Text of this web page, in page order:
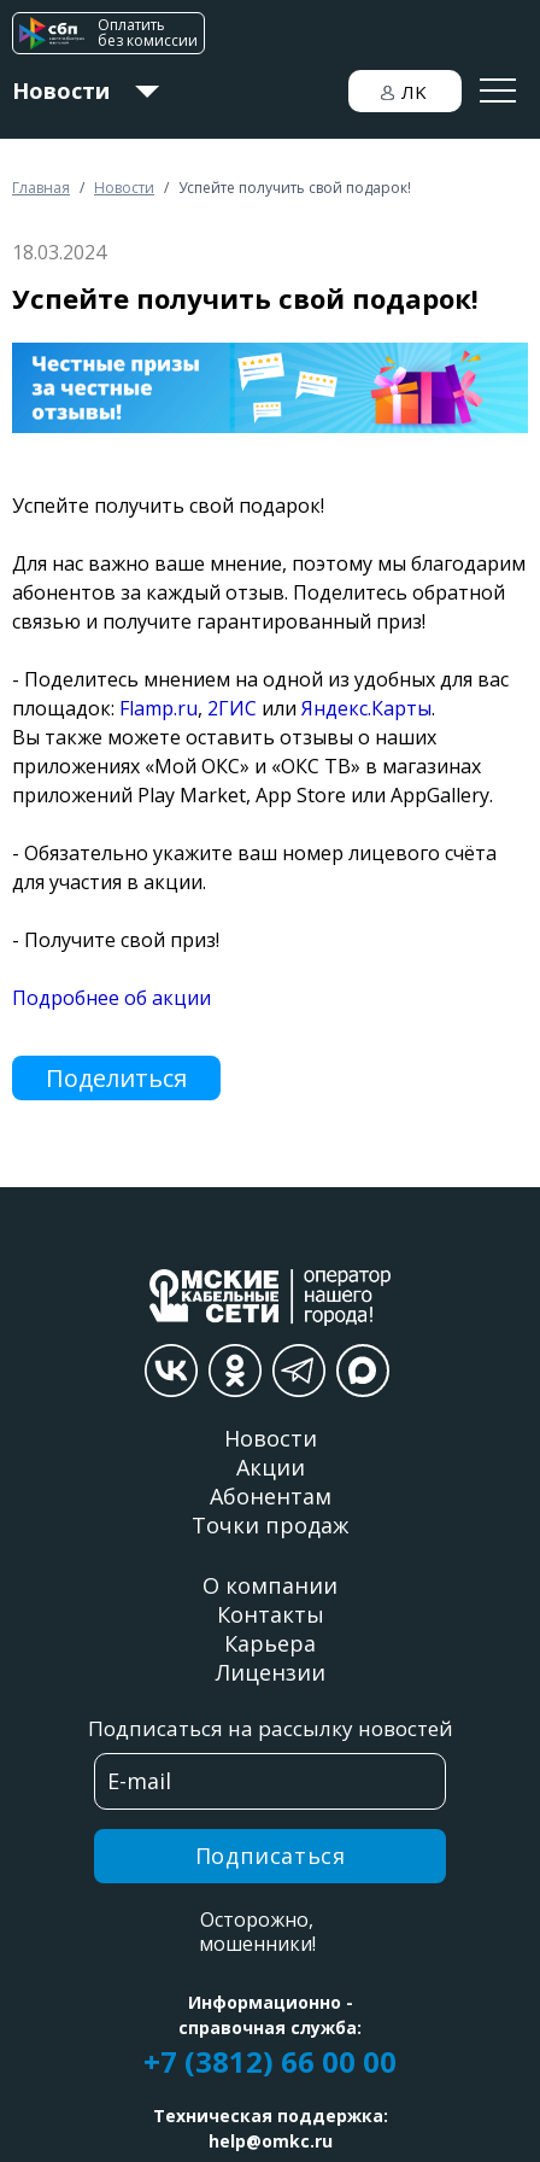
Оплатить
без комиссии
Для дома
Для бизнеса
Новости ЛK
Главная / Новости / Успейте получить свой подарок!
18.03.2024
Успейте получить свой подарок!
Успейте получить свой подарок!
Для нас важно ваше мнение, поэтому мы благодарим
абонентов за каждый отзыв. Поделитесь обратной
связью и получите гарантированный приз!
- Поделитесь мнением на одной из удобных для вас
площадок: Flamp.ru, 2ГИС или Яндекс.Карты.
Вы также можете оставить отзывы о наших
приложениях «Мой ОКС» и «ОКС ТВ» в магазинах
приложений Play Market, App Store или AppGallery.
- Обязательно укажите ваш номер лицевого счёта
для участия в акции.
- Получите свой приз!
Подробнее об акции
Поделиться
Новости
Акции
Абонентам
Точки продаж
О компании
Контакты
Карьера
Лицензии
Подписаться на рассылку новостей
Подписаться
Осторожно,
мошенники!
Информационно -
справочная служба:
+7 (3812) 66 00 00
Техническая поддержка:
help@omkc.ru